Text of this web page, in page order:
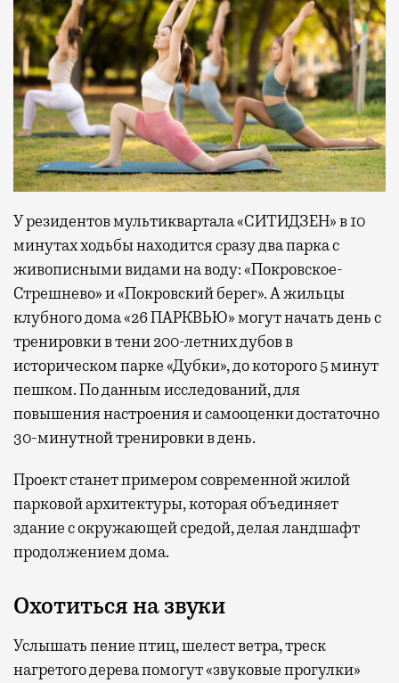
У резидентов мультиквартала «СИТИДЗЕН» в 10
минутах ходьбы находится сразу два парка с
живописными видами на воду: «Покровское-
Стрешнево» и «Покровский берег». А жильцы
клубного дома «26 ПАРКВЬЮ» могут начать день с
тренировки в тени 200-летних дубов в
историческом парке «Дубки», до которого 5 минут
пешком. По данным исследований, для
повышения настроения и самооценки достаточно
30-минутной тренировки в день.
Проект станет примером современной жилой
парковой архитектуры, которая объединяет
здание с окружающей средой, делая ландшафт
продолжением дома.
Охотиться на звуки
Услышать пение птиц, шелест ветра, треск
нагретого дерева помогут «звуковые прогулки»